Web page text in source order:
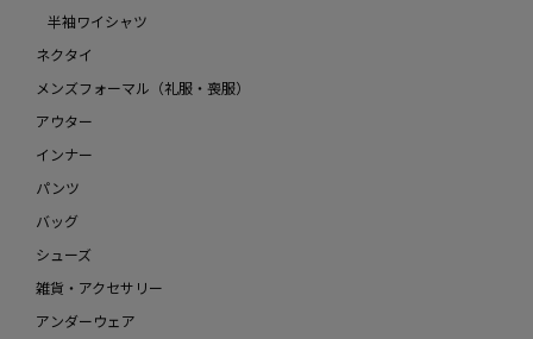
半袖ワイシャツ
ネクタイ
メンズフォーマル（礼服・喪服）
アウター
インナー
パンツ
バッグ
シューズ
雑貨・アクセサリー
アンダーウェア